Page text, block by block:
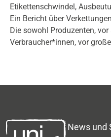
Etikettenschwindel,
Ein Bericht über
Die sowohl Produzenten,
Verbraucher*innen, vor
News und